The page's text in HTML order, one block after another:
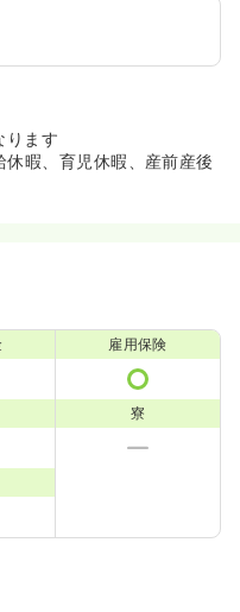
ります
休暇、育児休暇、産前産後
雇用保険
寮